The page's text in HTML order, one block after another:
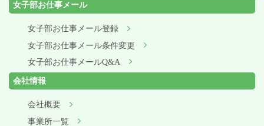
女子部お仕事メール
女子部お仕事メール登録
女子部お仕事メール条件変更
女子部お仕事メールQ&A
会社情報
会社概要
事業所一覧